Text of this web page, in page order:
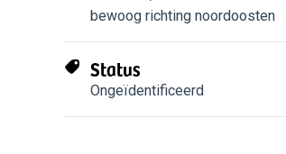
bewoog richting noordoosten
Status
Ongeïdentificeerd